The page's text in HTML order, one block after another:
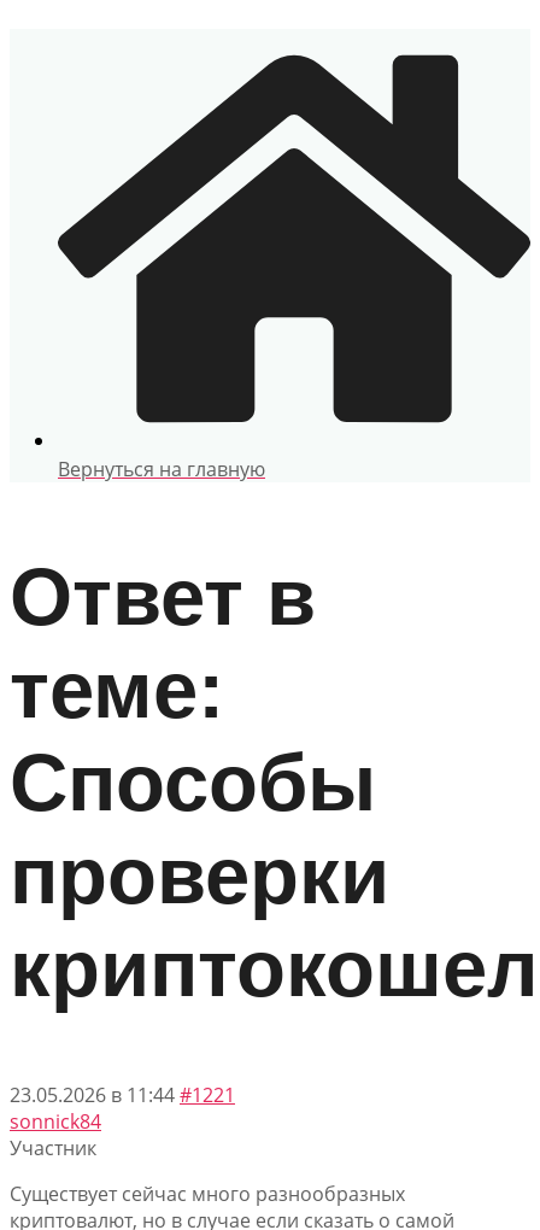
Вернуться на главную
Ответ в
теме:
Способы
проверки
23.05.2026 в 11:44#1221
sonnick84
Участник
Существует сейчас много разнообразных
криптовалют, но в случае если сказать о самой